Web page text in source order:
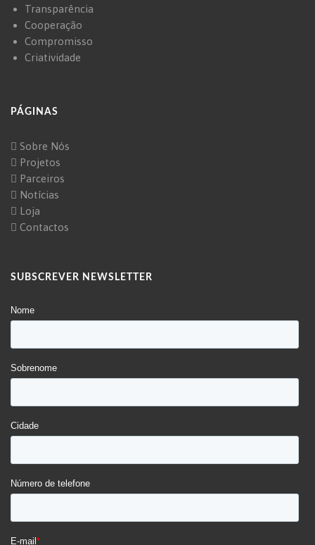
Transparência
Cooperação
Compromisso
Criatividade
PÁGINAS
Sobre Nós
Projetos
Parceiros
Notícias
Loja
Contactos
SUBSCREVER NEWSLETTER